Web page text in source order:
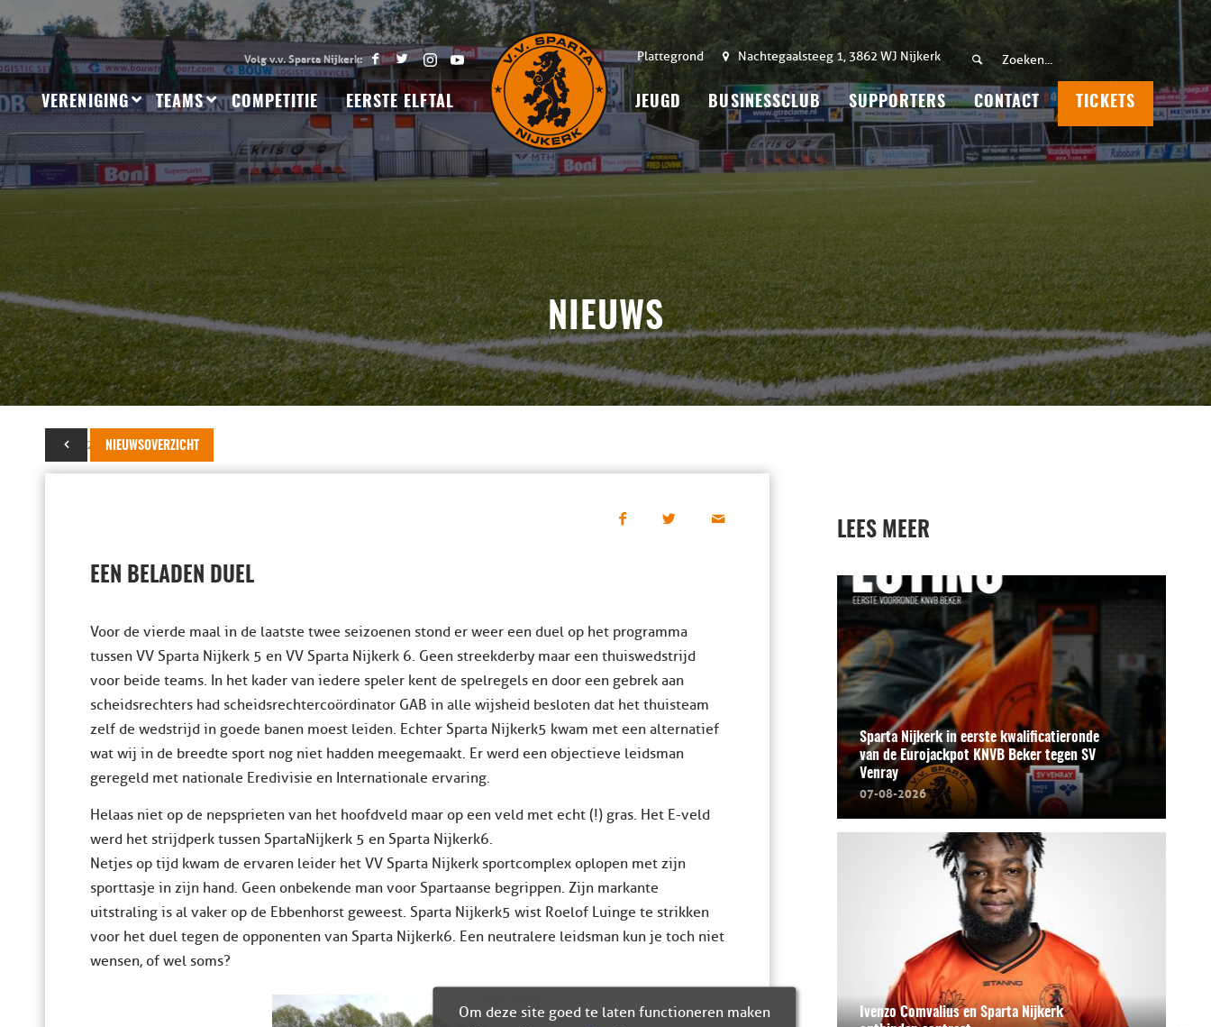
Plattegrond Nachtegaalsteeg 1, 3862 WJ Nijkerk
VERENIGING TEAMS COMPETITIE EERSTE ELFTAL JEUGD BUSINESSCLUB SUPPORTERS CONTACT TICKETS
NIEUWS
NIEUWSOVERZICHT
15 mei 2017
EEN BELADEN DUEL
Voor de vierde maal in de laatste twee seizoenen stond er weer een duel op het programma
tussen VV Sparta Nijkerk 5 en VV Sparta Nijkerk 6. Geen streekderby maar een thuiswedstrijd
voor beide teams. In het kader van iedere speler kent de spelregels en door een gebrek aan
scheidsrechters had scheidsrechtercoördinator GAB in alle wijsheid besloten dat het thuisteam
zelf de wedstrijd in goede banen moest leiden. Echter Sparta Nijkerk 5 kwam met een alternatief
wat wij in de breedte sport nog niet hadden meegemaakt. Er werd een objectieve leidsman
geregeld met nationale Eredivisie en Internationale ervaring.
Helaas niet op de nepsprieten van het hoofdveld maar op een veld met echt (!) gras. Het E-veld
werd het strijdperk tussen Sparta Nijkerk 5 en Sparta Nijkerk 6.
Netjes op tijd kwam de ervaren leider het VV Sparta Nijkerk sportcomplex oplopen met zijn
sporttasje in zijn hand. Geen onbekende man voor Spartaanse begrippen. Zijn markante
uitstraling is al vaker op de Ebbenhorst geweest. Sparta Nijkerk 5 wist Roelof Luinge te strikken
voor het duel tegen de opponenten van Sparta Nijkerk 6. Een neutralere leidsman kun je toch niet
wensen, of wel soms?
LEES MEER
Sparta Nijkerk in eerste kwalificatieronde
van de Eurojackpot KNVB Beker tegen SV
Venray
07-08-2026
Ivenzo Comvalius en Sparta Nijkerk
Om deze site goed te laten functioneren maken